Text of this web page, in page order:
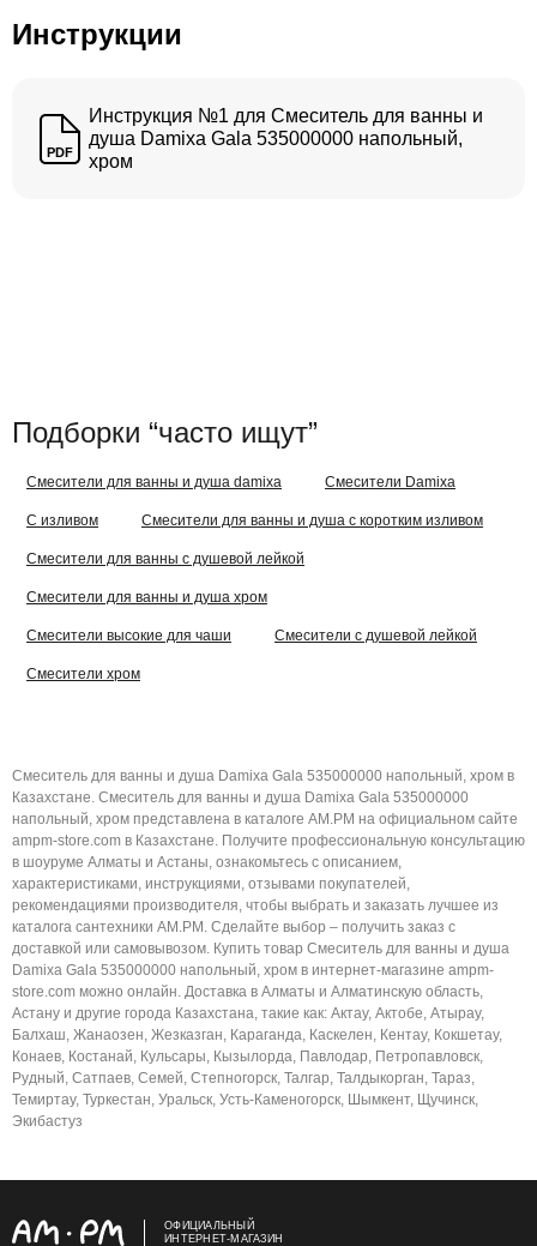
Инструкции
PDF
Инструкция №1 для Смеситель для ванны и
душа Damixa Gala 535000000 напольный,
хром
Подборки “часто ищут”
Смесители для ванны и душа damixa Смесители Damixa
С изливом Смесители для ванны и душа с коротким изливом
Смесители для ванны с душевой лейкой
Смесители для ванны и душа хром
Смесители высокие для чаши Смесители с душевой лейкой
Смесители хром
Смеситель для ванны и душа Damixa Gala 535000000 напольный, хром в
Казахстане. Смеситель для ванны и душа Damixa Gala 535000000
напольный, хром представлена в каталоге AM.PM на официальном сайте
ampm-store.com в Казахстане. Получите профессиональную консультацию
в шоуруме Алматы и Астаны, ознакомьтесь с описанием,
характеристиками, инструкциями, отзывами покупателей,
рекомендациями производителя, чтобы выбрать и заказать лучшее из
каталога сантехники AM.PM. Сделайте выбор – получить заказ с
доставкой или самовывозом. Купить товар Смеситель для ванны и душа
Damixa Gala 535000000 напольный, хром в интернет-магазине ampm-
store.com можно онлайн. Доставка в Алматы и Алматинскую область,
Астану и другие города Казахстана, такие как: Актау, Актобе, Атырау,
Балхаш, Жанаозен, Жезказган, Караганда, Каскелен, Кентау, Кокшетау,
Конаев, Костанай, Кульсары, Кызылорда, Павлодар, Петропавловск,
Рудный, Сатпаев, Семей, Степногорск, Талгар, Талдыкорган, Тараз,
Темиртау, Туркестан, Уральск, Усть-Каменогорск, Шымкент, Щучинск,
Экибастуз
ОФИЦИАЛЬНЫЙ
ИНТЕРНЕТ-МАГАЗИН